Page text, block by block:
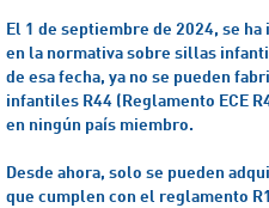
El 1 de septiembre de 2024, se
en la normativa sobre sillas
de esa fecha, ya no se pueden
infantiles R44 (Reglamento ECE
en ningún país miembro.
Desde ahora, solo se pueden
que cumplen con el reglamento